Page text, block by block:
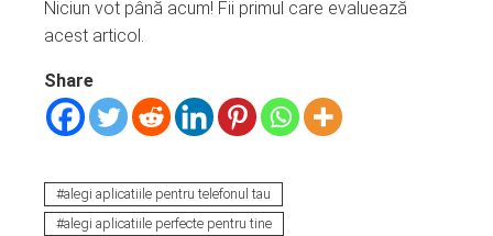
Niciun vot până acum! Fii primul care evaluează
acest articol.
Share
alegi aplicatiile pentru telefonul tau
alegi aplicatiile perfecte pentru tine